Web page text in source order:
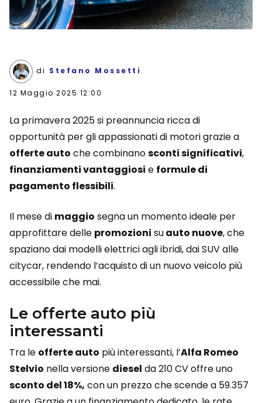
di Stefano Mossetti
12 Maggio 2025 12:00
La primavera 2025 si preannuncia ricca di
opportunità per gli appassionati di motori grazie a
offerte auto che combinanosconti significativi,
finanziamenti vantaggiosi e formule di
pagamento flessibili.
Il mese di maggio segna un momento ideale per
approfittare delle promozioni suauto nuove, che
spaziano dai modelli elettrici agli ibridi, dai SUV alle
citycar, rendendo l’acquisto di un nuovo veicolo più
accessibile che mai.
Le offerte auto più
interessanti
Tra le offerte auto più interessanti, l’Alfa Romeo
Stelvio nella versione diesel da 210 CV offre uno
sconto del 18%, con un prezzo che scende a 59.357